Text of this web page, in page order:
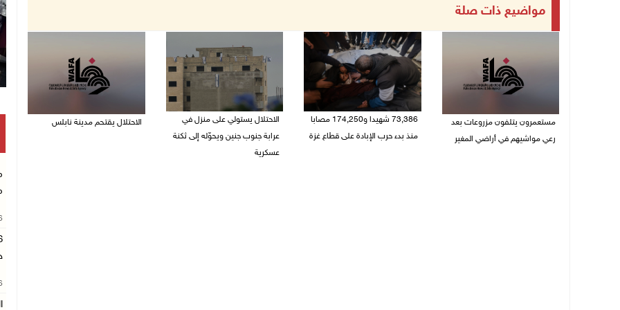
مواضيع ذات صلة
مستعمرون يتلفون مزروعات بعد
رعي مواشيهم في أراضي المغير
73,386 شهيدا و174,250 مصابا
منذ بدء حرب الإبادة على قطاع غزة
الاحتلال يستولي على منزل في
عرابة جنوب جنين ويحوّله إلى ثكنة
عسكرية
الاحتلال يقتحم مدينة نابلس